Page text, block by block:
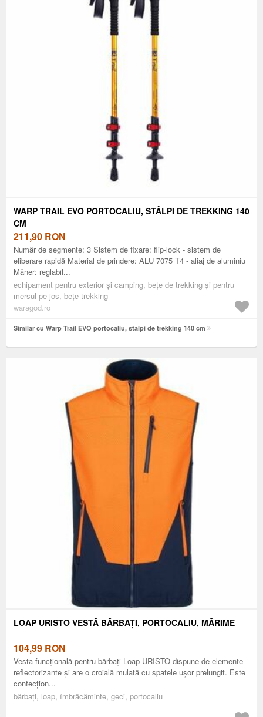
WARP TRAIL EVO PORTOCALIU, STÂLPI DE TREKKING 140
CM
211,90 RON
Număr de segmente: 3 Sistem de fixare: flip-lock - sistem de
eliberare rapidă Material de prindere: ALU 7075 T4 - aliaj de aluminiu
Mâner: reglabil...
echipament pentru exterior și camping, bețe de trekking și pentru
mersul pe jos, bețe trekking
waragod.ro
Similar cu Warp Trail EVO portocaliu, stâlpi de trekking 140 cm
LOAP URISTO VESTĂ BĂRBAȚI, PORTOCALIU, MĂRIME
104,99 RON
Vesta funcțională pentru bărbați Loap URISTO dispune de elemente
reflectorizante și are o croială mulată cu spatele ușor prelungit. Este
confecțion...
bărbați, loap, îmbrăcăminte, geci, portocaliu